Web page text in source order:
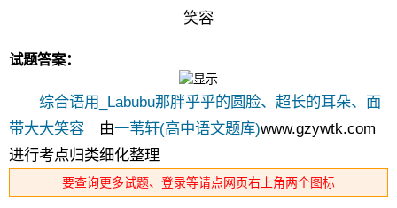
试题答案：
综合语用_Labubu那胖乎乎的圆脸、超长的耳朵、面
带大大笑容 由一苇轩(高中语文题库)www.gzywtk.com
进行考点归类细化整理
要查询更多试题、登录等请点网页右上角两个图标